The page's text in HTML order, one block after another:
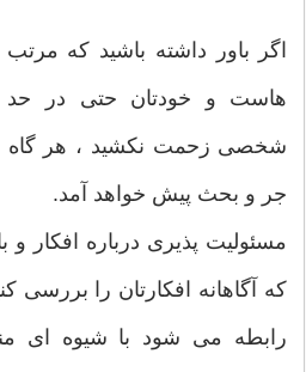
اگر باور داشته باشید که
هاست و خودتان حتی در حد
شخصی زحمت نکشید ، هر گاه
جر و بحث پیش خواهد آمد.
مسئولیت پذیری درباره افکار
که آگاهانه افکارتان را بررسی
رابطه می شود با شیوه ای